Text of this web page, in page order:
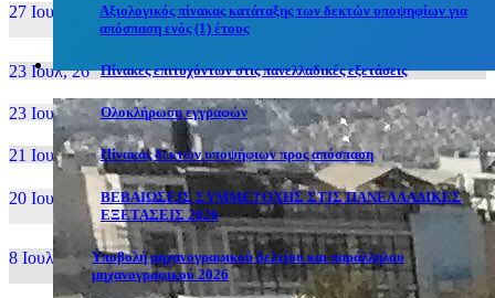
27 Ιουν, 26
Αξιολογικός πίνακας κατάταξης των δεκτών υποψηφίων για
απόσπαση ενός (1) έτους
23 Ιουλ, 26 Πίνακες επιτυχόντων στις πανελλαδικές εξετάσεις
23 Ιουλ, 26 Ολοκλήρωση εγγραφών
21 Ιουλ, 26 Πίνακας δεκτών υποψήφιων προς απόσπαση
20 Ιουλ, 26
ΒΕΒΑΙΩΣΕΙΣ ΣΥΜΜΕΤΟΧΗΣ ΣΤΙΣ ΠΑΝΕΛΛΑΔΙΚΕΣ
ΕΞΕΤΑΣΕΙΣ 2026
8 Ιουλ, 26
Υποβολή μηχανογραφικού δελτίου και παράλληλου
μηχανογραφικού 2026